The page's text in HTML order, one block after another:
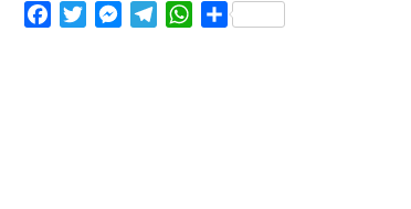
FacebookTwitterMessenger
TelegramWhatsApp
Teilen